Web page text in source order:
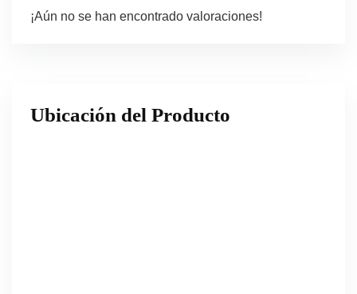
¡Aún no se han encontrado valoraciones!
Ubicación del Producto